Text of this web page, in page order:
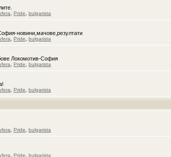
Pride bulgarista
новини,мачове,резултати
Pride bulgarista
Локомотив-София
Pride bulgarista
Pride bulgarista
Pride bulgarista
Pride bulgarista